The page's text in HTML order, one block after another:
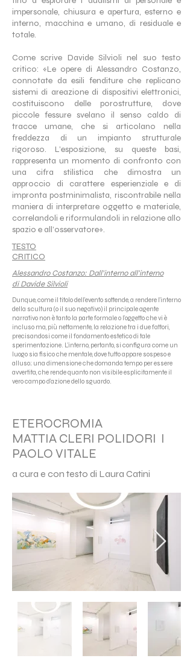
impersonale, chiusura e apertura, esterno e
interno, macchina e umano, di residuale e
totale.
Come scrive Davide Silvioli nel suo testo
critico: «Le opere di Alessandro Costanzo,
connotate da esili fenditure che replicano
sistemi di areazione di dispositivi elettronici,
costituiscono delle porostrutture, dove
piccole fessure svelano il senso caldo di
tracce umane, che si articolano nella
freddezza di un impianto strutturale
rigoroso. L’esposizione, su queste basi,
rappresenta un momento di confronto con
una cifra stilistica che dimostra un
approccio di carattere esperienziale e di
impronta postminimalista, riscontrabile nella
maniera di interpretare oggetto e materiale,
correlandoli e riformulandoli in relazione allo
spazio e all’osservatore».
TESTO
CRITICO
Alessandro Costanzo: Dall’interno all’interno
di Davide Silvioli
Dunque, come il titolo dell’evento sottende, a rendere l’interno
della scultura (o il suo negativo) il principale agente
narrativo non è tanto la parte formale o l’oggetto che vi è
incluso ma, più nettamente, la relazione tra i due fattori,
precisandosi come il fondamento estetico di tale
sperimentazione. L’interno, pertanto, si configura come un
luogo sia fisico che mentale, dove tutto appare sospeso e
alluso; una dimensione che domanda tempo per essere
avvertita, che rende quanto non visibile esplicitamente il
vero campo d’azione dello sguardo.
ETEROCROMIA
MATTIA CLERI POLIDORI I
PAOLO VITALE
a cura e con testo di Laura Catini